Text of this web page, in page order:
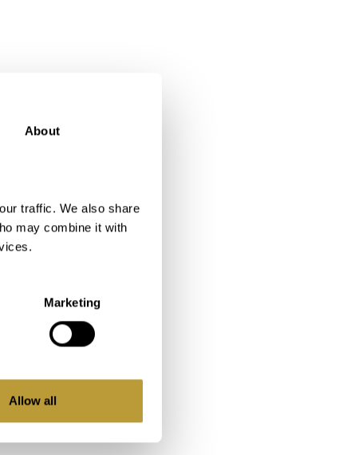
About
traffic. We also share
may combine it with
Marketing
Allow all